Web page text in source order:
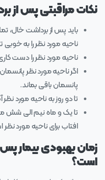
نکات مراقبتی پس از
باید پس از برداشت خال،
ناحیه مورد نظر را به خوبی
ناحیه مورد نظر را دست
پانسمان باقی بماند.
تا دو روز به ناحیه مورد نظر
تا یک و ماه نیم الی شش
افتاب برای ناحیه مورد نظر
زمان بهبودی بیمار
است؟